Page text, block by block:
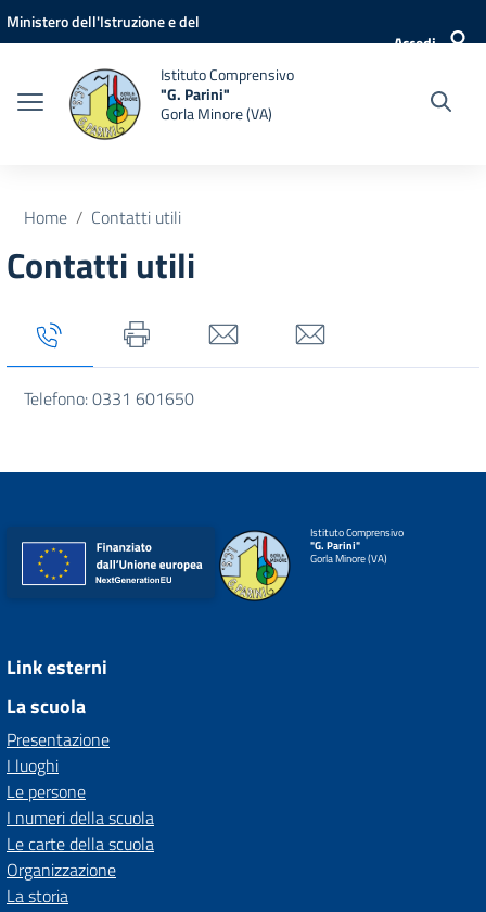
Vai ai contenuti
Vai al menu di navigazione
Vai al footer
Ministero dell'Istruzione e del
Accedi
Istituto Comprensivo
"G. Parini"
Gorla Minore (VA)
Home Contatti utili
Contatti utili
Tab titolo 1Tab titolo 2Tab titolo 3Tab titolo 4
Telefono: 0331 601650
Istituto Comprensivo
"G. Parini"
Gorla Minore (VA)
Link esterni
La scuola
Presentazione
I luoghi
Le persone
I numeri della scuola
Le carte della scuola
Organizzazione
La storia